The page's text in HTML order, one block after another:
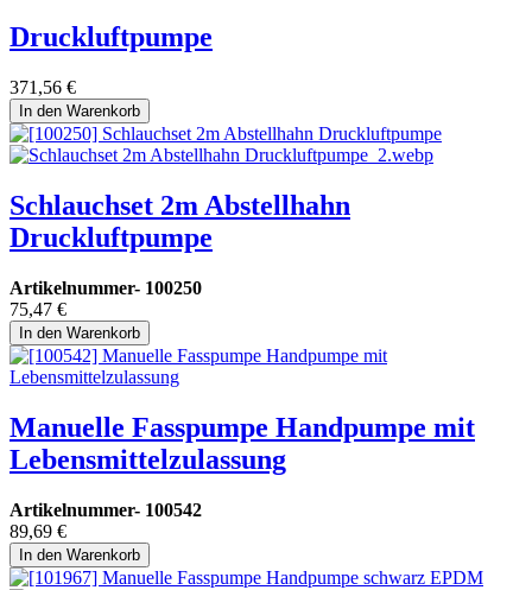
Druckluftpumpe
371,56 €
In den Warenkorb
Schlauchset 2m Abstellhahn
Druckluftpumpe
Artikelnummer- 100250
75,47 €
In den Warenkorb
Manuelle Fasspumpe Handpumpe mit
Lebensmittelzulassung
Artikelnummer- 100542
89,69 €
In den Warenkorb